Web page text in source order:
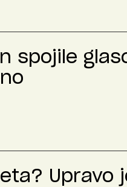
spojile